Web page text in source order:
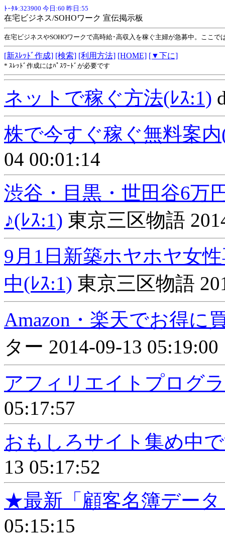
ﾄｰﾀﾙ:323900 今日:60 昨日:55
在宅ビジネス/SOHOワーク 宣伝掲示板
在宅ビジネスやSOHOワークで高時給･高収入を稼ぐ主婦が急募中。ここ
[新ｽﾚｯﾄﾞ作成] [検索] [利用方法] [HOME] [▼下に]
* ｽﾚｯﾄﾞ作成にはﾊﾟｽﾜｰﾄﾞが必要です
ネットで稼ぐ方法(ﾚｽ:1)
株で今すぐ稼ぐ無料案内
04 00:01:14
渋谷・目黒・世田谷6万
♪(ﾚｽ:1) 東京三区物語
9月1日新築ホヤホヤ女
中(ﾚｽ:1) 東京三区物語
Amazon・楽天でお得に
ター 2014-09-13 05:19:00
アフィリエイトプログ
05:17:57
おもしろサイト集め中
13 05:17:52
★最新「顧客名簿データ
05:15:15